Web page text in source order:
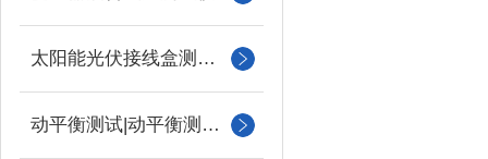
太阳能光伏接线盒测试仪
动平衡测试|动平衡测量仪